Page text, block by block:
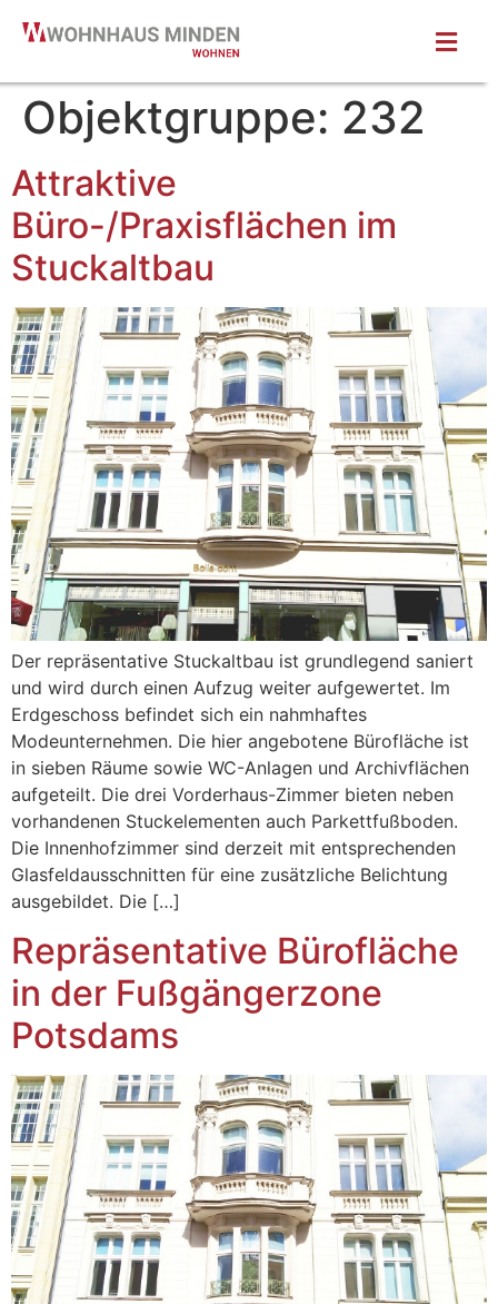
Objektgruppe: 232
Attraktive
Büro-/Praxisflächen im
Stuckaltbau
Der repräsentative Stuckaltbau ist grundlegend saniert
und wird durch einen Aufzug weiter aufgewertet. Im
Erdgeschoss befindet sich ein nahmhaftes
Modeunternehmen. Die hier angebotene Bürofläche ist
in sieben Räume sowie WC-Anlagen und Archivflächen
aufgeteilt. Die drei Vorderhaus-Zimmer bieten neben
vorhandenen Stuckelementen auch Parkettfußboden.
Die Innenhofzimmer sind derzeit mit entsprechenden
Glasfeldausschnitten für eine zusätzliche Belichtung
ausgebildet. Die […]
Repräsentative Bürofläche
in der Fußgängerzone
Potsdams